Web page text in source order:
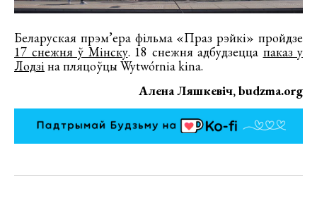
Беларуская прэм’ера фільма «Праз рэйкі» пройдзе
17 снежня ў Мінску. 18 снежня адбудзецца паказ у
Лодзіна пляцоўцы Wytwórnia kina.
Алена Ляшкевіч, budzma.org